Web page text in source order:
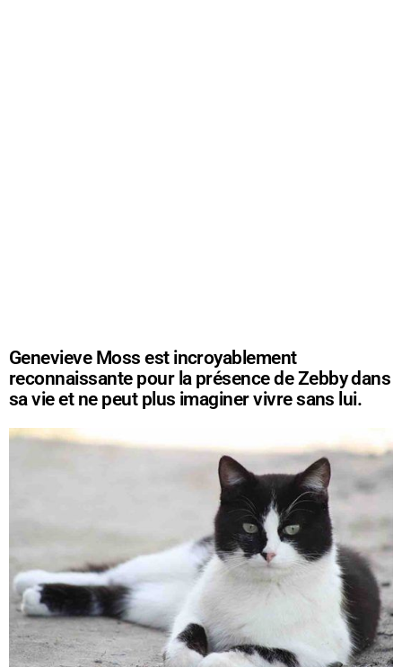
Genevieve Moss est incroyablement
reconnaissante pour la présence de Zebby dans
sa vie et ne peut plus imaginer vivre sans lui.